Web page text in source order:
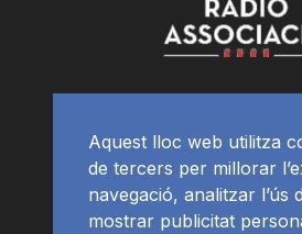
Aquest lloc web utilitza
de tercers per millorar
navegació, analitzar l’ús
mostrar publicitat